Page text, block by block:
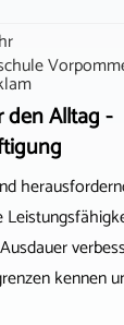
den Alltag -
kennen